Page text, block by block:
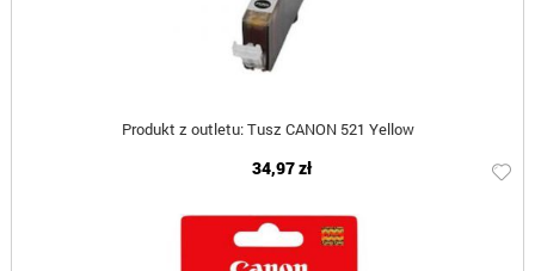
Produkt z outletu: Tusz CANON 521 Yellow
34,97 zł